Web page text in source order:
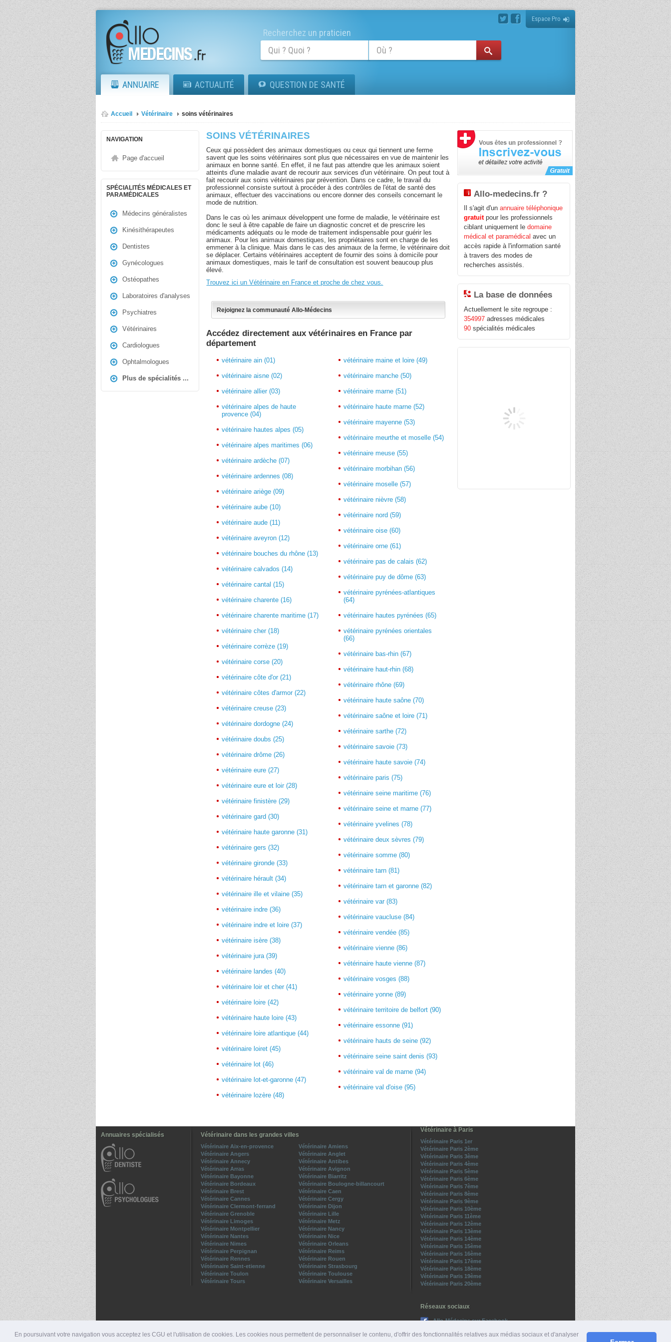
En poursuivant votre navigation vous acceptez les CGU et l'utilisation de cookies. Les cookies nous permettent de personnaliser le contenu, d'offrir des fonctionnalités relatives aux médias sociaux et d'analyser
Espace Pro
Recherchez un praticien
ANNUAIRE ACTUALITÉ QUESTION DE SANTÉ
Accueil Vétérinaire soins vétérinaires
NAVIGATION
Page d'accueil
SPÉCIALITÉS MÉDICALES ET
PARAMÉDICALES
Médecins généralistes
Kinésithérapeutes
Dentistes
Gynécologues
Ostéopathes
Laboratoires d'analyses
Psychiatres
Vétérinaires
Cardiologues
Ophtalmologues
Plus de spécialités ...
SOINS VÉTÉRINAIRES
Ceux qui possèdent des animaux domestiques ou ceux qui tiennent une ferme
savent que les soins vétérinaires sont plus que nécessaires en vue de maintenir les
animaux en bonne santé. En effet, il ne faut pas attendre que les animaux soient
atteints d'une maladie avant de recourir aux services d'un vétérinaire. On peut tout à
fait recourir aux soins vétérinaires par prévention. Dans ce cadre, le travail du
professionnel consiste surtout à procéder à des contrôles de l'état de santé des
animaux, effectuer des vaccinations ou encore donner des conseils concernant le
mode de nutrition.
Dans le cas où les animaux développent une forme de maladie, le vétérinaire est
donc le seul à être capable de faire un diagnostic concret et de prescrire les
médicaments adéquats ou le mode de traitement indispensable pour guérir les
animaux. Pour les animaux domestiques, les propriétaires sont en charge de les
emmener à la clinique. Mais dans le cas des animaux de la ferme, le vétérinaire doit
se déplacer. Certains vétérinaires acceptent de fournir des soins à domicile pour
animaux domestiques, mais le tarif de consultation est souvent beaucoup plus
élevé.
Trouvez ici un Vétérinaire en France et proche de chez vous.
Rejoignez la communauté Allo-Médecins
Accédez directement aux vétérinaires en France par
département
vétérinaire ain (01)
vétérinaire aisne (02)
vétérinaire allier (03)
vétérinaire alpes de haute
provence (04)
vétérinaire hautes alpes (05)
vétérinaire alpes maritimes (06)
vétérinaire ardèche (07)
vétérinaire ardennes (08)
vétérinaire ariège (09)
vétérinaire aube (10)
vétérinaire aude (11)
vétérinaire aveyron (12)
vétérinaire bouches du rhône (13)
vétérinaire calvados (14)
vétérinaire cantal (15)
vétérinaire charente (16)
vétérinaire charente maritime (17)
vétérinaire cher (18)
vétérinaire corrèze (19)
vétérinaire corse (20)
vétérinaire côte d'or (21)
vétérinaire côtes d'armor (22)
vétérinaire creuse (23)
vétérinaire dordogne (24)
vétérinaire doubs (25)
vétérinaire drôme (26)
vétérinaire eure (27)
vétérinaire eure et loir (28)
vétérinaire finistère (29)
vétérinaire gard (30)
vétérinaire haute garonne (31)
vétérinaire gers (32)
vétérinaire gironde (33)
vétérinaire hérault (34)
vétérinaire ille et vilaine (35)
vétérinaire indre (36)
vétérinaire indre et loire (37)
vétérinaire isère (38)
vétérinaire jura (39)
vétérinaire landes (40)
vétérinaire loir et cher (41)
vétérinaire loire (42)
vétérinaire haute loire (43)
vétérinaire loire atlantique (44)
vétérinaire loiret (45)
vétérinaire lot (46)
vétérinaire lot-et-garonne (47)
vétérinaire lozère (48)
vétérinaire maine et loire (49)
vétérinaire manche (50)
vétérinaire marne (51)
vétérinaire haute marne (52)
vétérinaire mayenne (53)
vétérinaire meurthe et moselle (54)
vétérinaire meuse (55)
vétérinaire morbihan (56)
vétérinaire moselle (57)
vétérinaire nièvre (58)
vétérinaire nord (59)
vétérinaire oise (60)
vétérinaire orne (61)
vétérinaire pas de calais (62)
vétérinaire puy de dôme (63)
vétérinaire pyrénées-atlantiques
(64)
vétérinaire hautes pyrénées (65)
vétérinaire pyrénées orientales
(66)
vétérinaire bas-rhin (67)
vétérinaire haut-rhin (68)
vétérinaire rhône (69)
vétérinaire haute saône (70)
vétérinaire saône et loire (71)
vétérinaire sarthe (72)
vétérinaire savoie (73)
vétérinaire haute savoie (74)
vétérinaire paris (75)
vétérinaire seine maritime (76)
vétérinaire seine et marne (77)
vétérinaire yvelines (78)
vétérinaire deux sèvres (79)
vétérinaire somme (80)
vétérinaire tarn (81)
vétérinaire tarn et garonne (82)
vétérinaire var (83)
vétérinaire vaucluse (84)
vétérinaire vendée (85)
vétérinaire vienne (86)
vétérinaire haute vienne (87)
vétérinaire vosges (88)
vétérinaire yonne (89)
vétérinaire territoire de belfort (90)
vétérinaire essonne (91)
vétérinaire hauts de seine (92)
vétérinaire seine saint denis (93)
vétérinaire val de marne (94)
vétérinaire val d'oise (95)
Allo-medecins.fr ?
Il s'agit d'unannuaire téléphonique
gratuitpour les professionnels
ciblant uniquement ledomaine
médical et paramédical avec un
accès rapide à l'information santé
à travers des modes de
recherches assistés.
La base de données
Actuellement le site regroupe :
354997 adresses médicales
90 spécialités médicales
Annuaires spécialisés Vétérinaire dans les grandes villes
Vétérinaire Aix-en-provence
Vétérinaire Amiens
Vétérinaire Angers
Vétérinaire Anglet
Vétérinaire Annecy
Vétérinaire Antibes
Vétérinaire Arras
Vétérinaire Avignon
Vétérinaire Bayonne
Vétérinaire Biarritz
Vétérinaire Bordeaux
Vétérinaire Boulogne-billancourt
Vétérinaire Brest
Vétérinaire Caen
Vétérinaire Cannes
Vétérinaire Cergy
Vétérinaire Clermont-ferrand
Vétérinaire Dijon
Vétérinaire Grenoble
Vétérinaire Lille
Vétérinaire Limoges
Vétérinaire Metz
Vétérinaire Montpellier
Vétérinaire Nancy
Vétérinaire Nantes
Vétérinaire Nice
Vétérinaire Nimes
Vétérinaire Orleans
Vétérinaire Perpignan
Vétérinaire Reims
Vétérinaire Rennes
Vétérinaire Rouen
Vétérinaire Saint-etienne
Vétérinaire Strasbourg
Vétérinaire Toulon
Vétérinaire Toulouse
Vétérinaire Tours
Vétérinaire Versailles
Vétérinaire à Paris
Vétérinaire Paris 1er
Vétérinaire Paris 2ème
Vétérinaire Paris 3ème
Vétérinaire Paris 4ème
Vétérinaire Paris 5ème
Vétérinaire Paris 6ème
Vétérinaire Paris 7ème
Vétérinaire Paris 8ème
Vétérinaire Paris 9ème
Vétérinaire Paris 10ème
Vétérinaire Paris 11ème
Vétérinaire Paris 12ème
Vétérinaire Paris 13ème
Vétérinaire Paris 14ème
Vétérinaire Paris 15ème
Vétérinaire Paris 16ème
Vétérinaire Paris 17ème
Vétérinaire Paris 18ème
Vétérinaire Paris 19ème
Vétérinaire Paris 20ème
Réseaux sociaux
Allo-Médecins sur Facebook
Suivez-nous sur Twitter